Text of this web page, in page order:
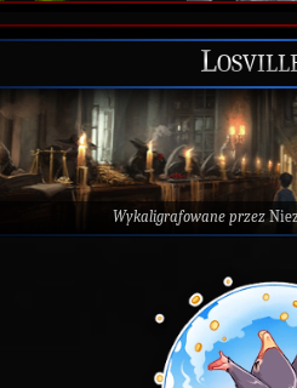
Wykaligrafowane przez